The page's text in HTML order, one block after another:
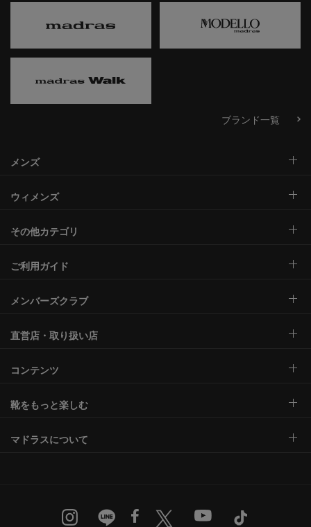
ブランド一覧
メンズ
ウィメンズ
その他カテゴリ
ご利用ガイド
メンバーズクラブ
直営店・取り扱い店
コンテンツ
靴をもっと楽しむ
マドラスについて